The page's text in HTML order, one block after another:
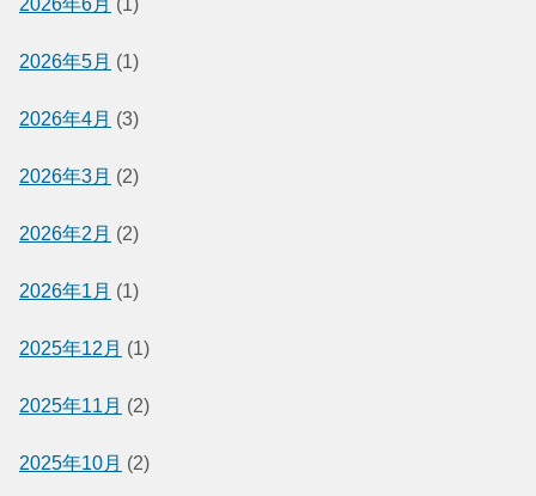
2026年5月 (1)
2026年4月 (3)
2026年3月 (2)
2026年2月 (2)
2026年1月 (1)
2025年12月 (1)
2025年11月 (2)
2025年10月 (2)